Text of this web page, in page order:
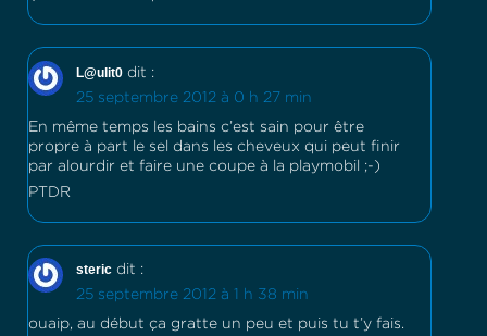
L@ulit0 dit :
25 septembre 2012 à 0 h 27 min
En même temps les bains c’est sain pour être
propre à part le sel dans les cheveux qui peut finir
par alourdir et faire une coupe à la playmobil ;-)
PTDR
steric dit :
25 septembre 2012 à 1 h 38 min
ouaip, au début ça gratte un peu et puis tu t’y fais.